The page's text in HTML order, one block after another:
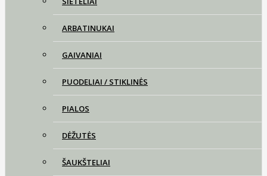
ARBATINUKAI
GAIVANIAI
PUODELIAI / STIKLINĖS
PIALOS
DĖŽUTĖS
ŠAUKŠTELIAI